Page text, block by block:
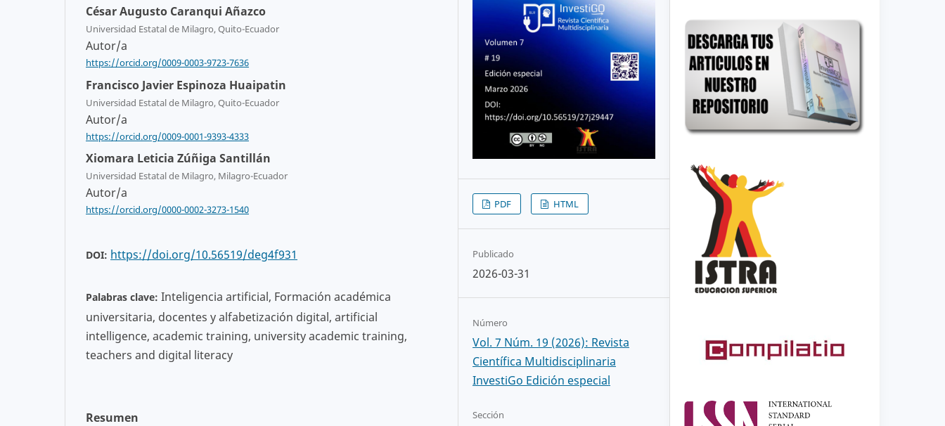
César Augusto Caranqui Añazco
Universidad Estatal de Milagro, Quito-Ecuador
Autor/a
https://orcid.org/0009-0003-9723-7636
Francisco Javier Espinoza Huaipatin
Universidad Estatal de Milagro, Quito-Ecuador
Autor/a
https://orcid.org/0009-0001-9393-4333
Xiomara Leticia Zúñiga Santillán
Universidad Estatal de Milagro, Milagro-Ecuador
Autor/a
https://orcid.org/0000-0002-3273-1540
DOI: https://doi.org/10.56519/deg4f931
Palabras clave: Inteligencia artificial, Formación académica
universitaria, docentes y alfabetización digital, artificial
intelligence, academic training, university academic training,
teachers and digital literacy
Resumen
PDF HTML
Publicado
2026-03-31
Número
Vol. 7 Núm. 19 (2026): Revista
Científica Multidisciplinaria
InvestiGo Edición especial
Sección